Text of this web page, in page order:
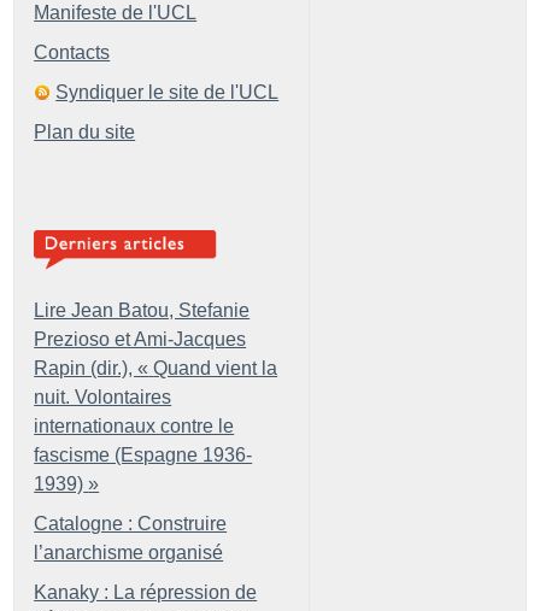
Manifeste de l'UCL
Contacts
Syndiquer le site de l'UCL
Plan du site
Lire Jean Batou, Stefanie
Prezioso et Ami-Jacques
Rapin (dir.), « Quand vient la
nuit. Volontaires
internationaux contre le
fascisme (Espagne 1936-
1939) »
Catalogne : Construire
l’anarchisme organisé
Kanaky : La répression de